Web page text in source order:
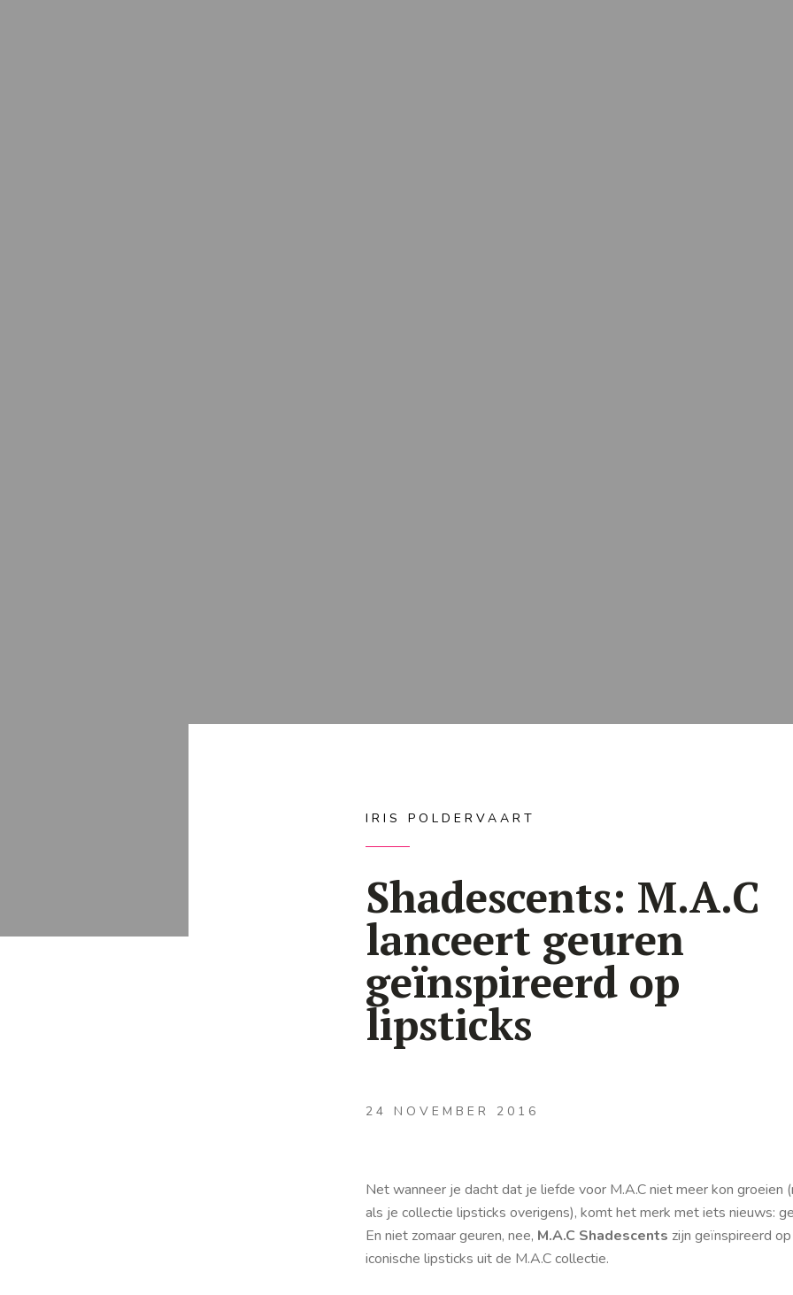
IRIS POLDERVAART
Shadescents: M.A.C
lanceert geuren
geïnspireerd op
lipsticks
24 NOVEMBER 2016
Net wanneer je dacht dat je liefde voor M.A.C niet meer kon groeien
als je collectie lipsticks overigens), komt het merk met iets nieuws:
En niet zomaar geuren, nee, M.A.C Shadescents zijn geïnspireerd op
iconische lipsticks uit de M.A.C collectie.